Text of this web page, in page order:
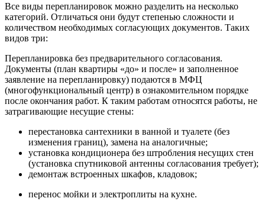
Все виды перепланировок можно разделить на несколько
категорий. Отличаться они будут степенью сложности и
количеством необходимых согласующих документов. Таких
видов три:
Перепланировка без предварительного согласования.
Документы (план квартиры «до» и после» и заполненное
заявление на перепланировку) подаются в МФЦ
(многофункциональный центр) в ознакомительном порядке
после окончания работ. К таким работам относятся работы, не
затрагивающие несущие стены:
перестановка сантехники в ванной и туалете (без
изменения границ), замена на аналогичные;
установка кондиционера без штробления несущих стен
(установка спутниковой антенны согласования требует);
демонтаж встроенных шкафов, кладовок;
перенос мойки и электроплиты на кухне.